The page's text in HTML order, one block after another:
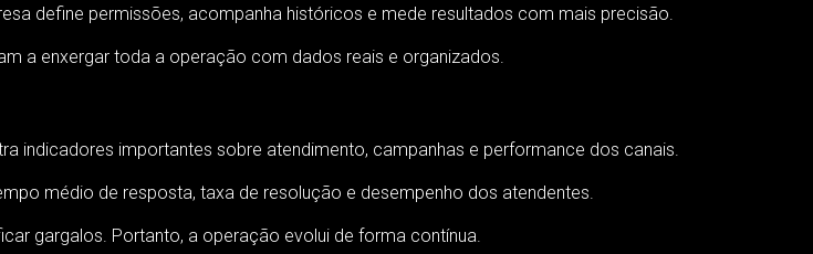
define permissões, acompanha históricos e mede resultados com mais precisão.
a enxergar toda a operação com dados reais e organizados.
indicadores importantes sobre atendimento, campanhas e performance dos canais.
médio de resposta, taxa de resolução e desempenho dos atendentes.
gargalos. Portanto, a operação evolui de forma contínua.